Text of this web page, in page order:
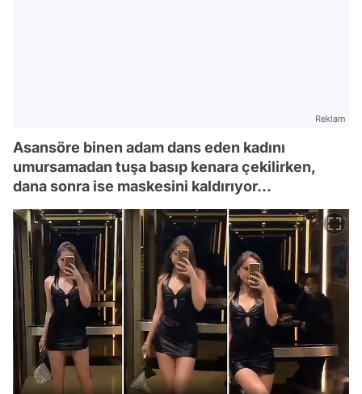
Reklam
Asansöre binen adam dans eden kadını
umursamadan tuşa basıp kenara çekilirken,
dana sonra ise maskesini kaldırıyor...